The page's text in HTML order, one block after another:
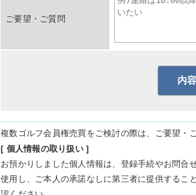
ご要望・ご質問
複数ゴルフ会員権売買をご検討の際は、ご要望・
[ 個人情報の取り扱い ]
お預かりしました個人情報は、登録手続やお問合
使用し、ご本人の承諾なしに第三者に提供するこ